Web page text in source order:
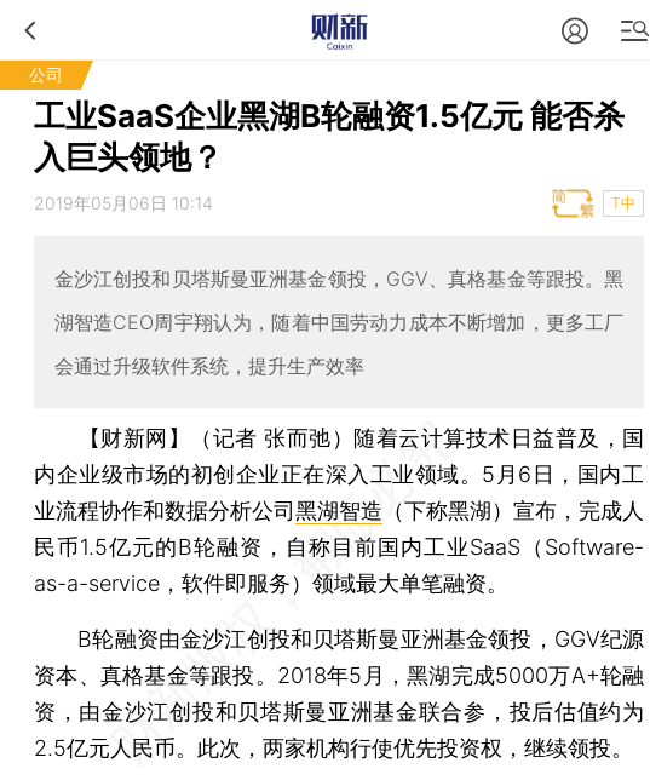
公司
工业SaaS企业黑湖B轮融资1.5亿元 能否杀
入巨头领地？
2019年05月06日 10:14 T中
金沙江创投和贝塔斯曼亚洲基金领投，GGV、真格基金等跟投。黑
湖智造CEO周宇翔认为，随着中国劳动力成本不断增加，更多工厂
会通过升级软件系统，提升生产效率
【财新网】（记者 张而弛） 随着云计算技术日益普及，国
内企业级市场的初创企业正在深入工业领域。5月6日，国内工
业流程协作和数据分析公司黑湖智造 （下称黑湖）宣布，完成人
民币1.5亿元的B轮融资，自称目前国内工业SaaS（Software-
as-a-service，软件即服务）领域最大单笔融资。
B轮融资由金沙江创投和贝塔斯曼亚洲基金领投，GGV纪源
资本、真格基金等跟投。2018年5月，黑湖完成5000万A+轮融
资，由金沙江创投和贝塔斯曼亚洲基金联合参，投后估值约为
2.5亿元人民币。此次，两家机构行使优先投资权，继续领投。